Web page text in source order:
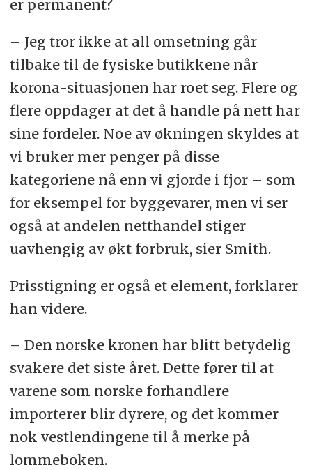
er permanent?
– Jeg tror ikke at all omsetning går
tilbake til de fysiske butikkene når
korona-situasjonen har roet seg. Flere og
flere oppdager at det å handle på nett har
sine fordeler. Noe av økningen skyldes at
vi bruker mer penger på disse
kategoriene nå enn vi gjorde i fjor – som
for eksempel for byggevarer, men vi ser
også at andelen netthandel stiger
uavhengig av økt forbruk, sier Smith.
Prisstigning er også et element, forklarer
han videre.
– Den norske kronen har blitt betydelig
svakere det siste året. Dette fører til at
varene som norske forhandlere
importerer blir dyrere, og det kommer
nok vestlendingene til å merke på
lommeboken.